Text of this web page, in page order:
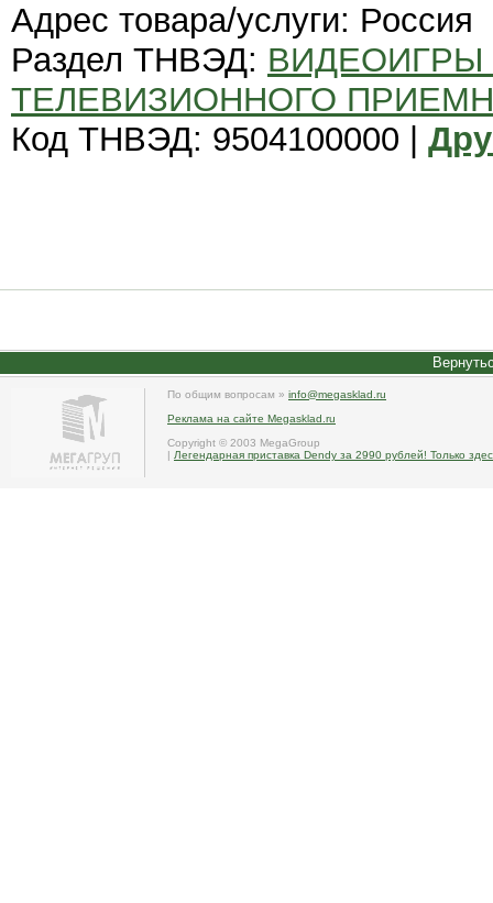
Адрес товара/услуги: Россия
Раздел ТНВЭД:
ТЕЛЕВИЗИОННОГО
Код ТНВЭД: 9504100000 |
По общим вопросам » info@megasklad.ru
Реклама на сайте Megasklad.ru
Copyright © 2003 MegaGroup
| Легендарная приставка Dendy за 2990 рублей! Только